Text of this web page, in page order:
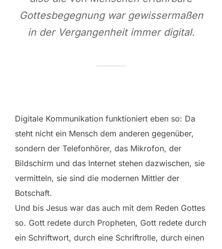
Gottesbegegnung war gewissermaßen
in der Vergangenheit immer digital.
Digitale Kommunikation funktioniert eben so: Da
steht nicht ein Mensch dem anderen gegenüber,
sondern der Telefonhörer, das Mikrofon, der
Bildschirm und das Internet stehen dazwischen, sie
vermitteln, sie sind die modernen Mittler der
Botschaft.
Und bis Jesus war das auch mit dem Reden Gottes
so. Gott redete durch Propheten, Gott redete durch
ein Schriftwort, durch eine Schriftrolle, durch einen